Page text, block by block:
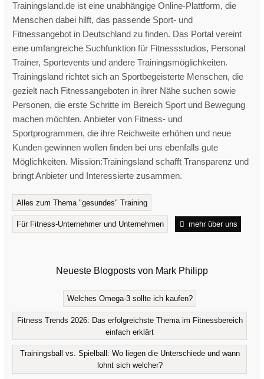
Trainingsland.de ist eine unabhängige Online-Plattform, die
Menschen dabei hilft, das passende Sport- und
Fitnessangebot in Deutschland zu finden. Das Portal vereint
eine umfangreiche Suchfunktion für Fitnessstudios, Personal
Trainer, Sportevents und andere Trainingsmöglichkeiten.
Trainingsland richtet sich an Sportbegeisterte Menschen, die
gezielt nach Fitnessangeboten in ihrer Nähe suchen sowie
Personen, die erste Schritte im Bereich Sport und Bewegung
machen möchten. Anbieter von Fitness- und
Sportprogrammen, die ihre Reichweite erhöhen und neue
Kunden gewinnen wollen finden bei uns ebenfalls gute
Möglichkeiten. Mission:Trainingsland schafft Transparenz und
bringt Anbieter und Interessierte zusammen.
Alles zum Thema "gesundes" Training
Für Fitness-Unternehmer und Unternehmen mehr über uns
Neueste Blogposts von Mark Philipp
Welches Omega-3 sollte ich kaufen?
Fitness Trends 2026: Das erfolgreichste Thema im Fitnessbereich
einfach erklärt
Trainingsball vs. Spielball: Wo liegen die Unterschiede und wann
lohnt sich welcher?